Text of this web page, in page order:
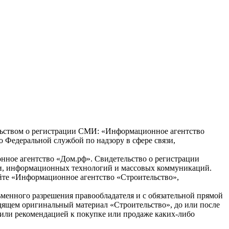
о регистрации СМИ: «Информационное агентство
службой по надзору в сфере связи,
агентство «Дом.рф». Свидетельство о регистрации
информационных технологий и массовых коммуникаций.
агентство «Строительство»,
разрешения правообладателя и с обязательной прямой
оригинальный материал «Строительство», до или после
рекомендацией к покупке или продаже каких-либо